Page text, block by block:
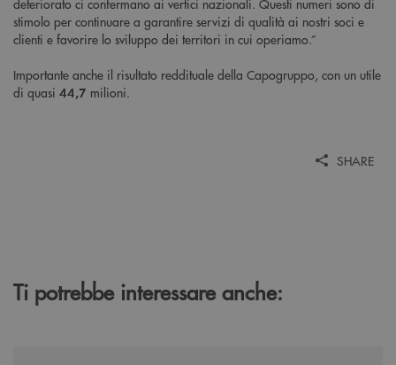
deteriorato ci confermano ai vertici nazionali. Questi numeri sono di
stimolo per continuare a garantire servizi di qualità ai nostri soci e
clienti e favorire lo sviluppo dei territori in cui operiamo.”
Importante anche il risultato reddituale della Capogruppo, con un utile
di quasi 44,7 milioni.
SHARE
Ti potrebbe interessare anche: